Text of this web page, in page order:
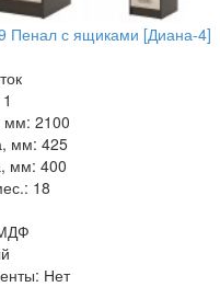
Пенал с ящиками [Диана-4]
мм: 2100
мм: 425
мм: 400
18
Нет